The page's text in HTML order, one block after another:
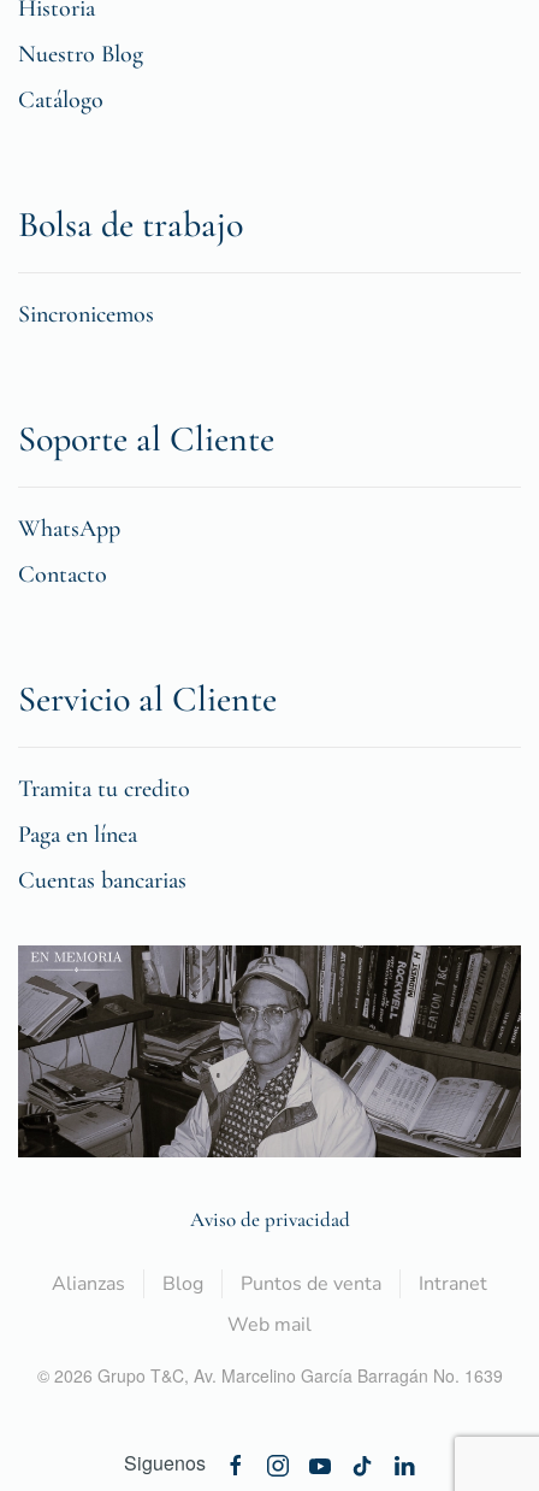
Historia
Nuestro Blog
Catálogo
Bolsa de trabajo
Sincronicemos
Soporte al Cliente
WhatsApp
Contacto
Servicio al Cliente
Tramita tu credito
Paga en línea
Cuentas bancarias
Aviso de privacidad
Alianzas Blog Puntos de venta
Intranet
Web mail
© 2026 Grupo T&C, Av. Marcelino García Barragán No. 1639
Siguenos